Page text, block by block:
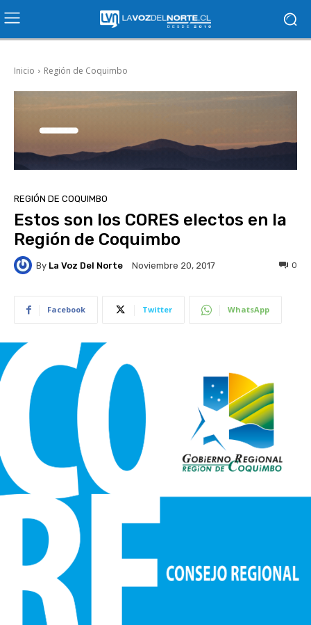
Inicio Región de Coquimbo
REGIÓN DE COQUIMBO
Estos son los CORES electos en la
Región de Coquimbo
By La Voz Del Norte Noviembre 20, 2017 0
Facebook Twitter WhatsApp